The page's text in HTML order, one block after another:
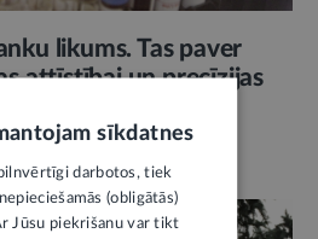
likums. Tas paver
attīstībai un precīzijas
sīkdatnes
darbotos, tiek
(obligātās)
Jūsu piekrišanu var tikt